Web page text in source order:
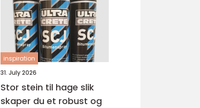
inspiration
31. July 2026
Stor stein til hage slik
skaper du et robust og